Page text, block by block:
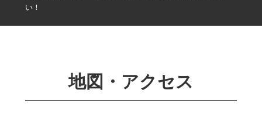
い！
地図・アクセス